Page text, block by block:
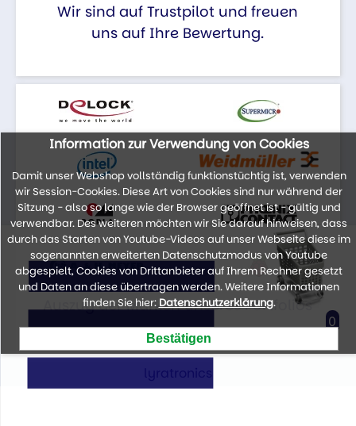
Wir sind auf Trustpilot und freuen
uns auf Ihre Bewertung.
Auszug der Marken unseres Portfolios
Information zur Verwendung von Cookies
Damit unser Webshop vollständig funktionstüchtig ist, verwenden
wir Session-Cookies. Diese Art von Cookies sind nur während der
Sitzung - also so lange wie der Browser geöffnet ist - gültig und
verwendbar. Des weiteren möchten wir Sie darauf hinweisen, dass
durch das Starten von Youtube-Videos auf unser Webseite diese im
sogenannten erweiterten Datenschutzmodus von Youtube
abgespielt, Cookies von Drittanbieter auf Ihrem Rechner gesetzt
und Daten an diese übertragen werden. Weitere Informationen
finden Sie hier: Datenschutzerklärung.
0